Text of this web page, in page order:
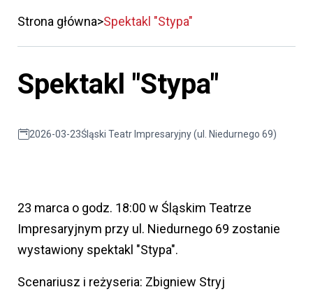
Strona główna Spektakl "Stypa"
Spektakl "Stypa"
2026-03-23Śląski Teatr Impresaryjny (ul. Niedurnego 69)
23 marca o godz. 18:00 w Śląskim Teatrze
Impresaryjnym przy ul. Niedurnego 69 zostanie
wystawiony spektakl "Stypa".
Scenariusz i reżyseria: Zbigniew Stryj